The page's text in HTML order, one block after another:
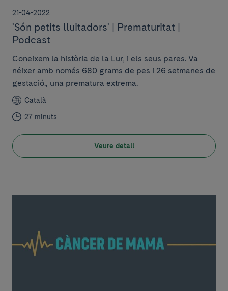
21-04-2022
'Són petits lluitadors' | Prematuritat |
Podcast
Coneixem la història de la Lur, i els seus pares. Va
néixer amb només 680 grams de pes i 26 setmanes de
gestació., una prematura extrema.
Català
27 minuts
Veure detall